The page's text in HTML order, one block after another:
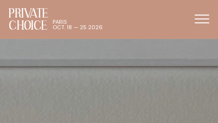
PRIVATE
CHOICE
PARIS
OCT. 18 — 25 2026